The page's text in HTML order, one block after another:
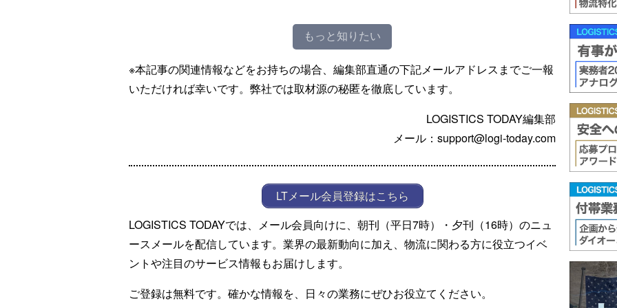
もっと知りたい
※本記事の関連情報などをお持ちの場合、編集部直通の下記メールアドレスまでご一報
いただければ幸いです。弊社では取材源の秘匿を徹底しています。
LOGISTICS TODAY編集部
メール：support@logi-today.com
LTメール会員登録はこちら
LOGISTICS TODAYでは、メール会員向けに、朝刊（平日7時）・夕刊（16時）のニュ
ースメールを配信しています。業界の最新動向に加え、物流に関わる方に役立つイベ
ントや注目のサービス情報もお届けします。
ご登録は無料です。確かな情報を、日々の業務にぜひお役立てください。